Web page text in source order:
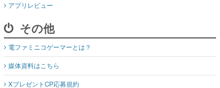
アプリレビュー
その他
電ファミニコゲーマーとは？
媒体資料はこちら
XプレゼントCP応募規約